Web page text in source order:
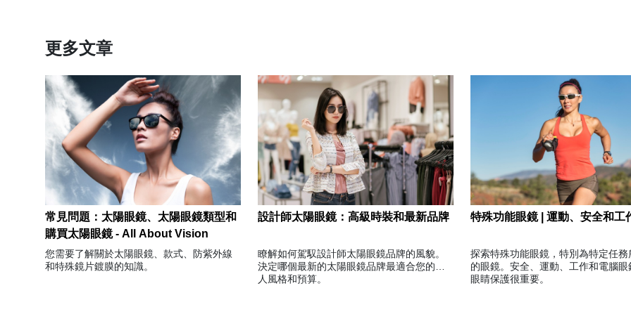
更多文章
常見問題：太陽眼鏡、太陽眼鏡類型和
購買太陽眼鏡 - All About Vision
您需要了解關於太陽眼鏡、款式、防紫外線
和特殊鏡片鍍膜的知識。
設計師太陽眼鏡：高級時裝和最新品牌
瞭解如何駕馭設計師太陽眼鏡品牌的風貌。
決定哪個最新的太陽眼鏡品牌最適合您的個
人風格和預算。
特殊功能眼鏡 | 運動、安全和工
探索特殊功能眼鏡，特別為特定任務
的眼鏡。安全、運動、工作和電腦眼
眼睛保護很重要。